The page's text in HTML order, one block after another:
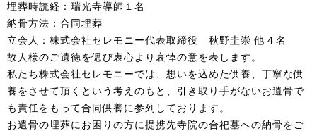
埋葬時読経：瑞光寺導師１名
納骨方法：合同埋葬
立会人：株式会社セレモニー代表取締役 秋野圭崇 他４名
故人様のご遺徳を偲び衷心より哀悼の意を表します。
私たち株式会社セレモニーでは、想いを込めた供養、丁寧な供
養をさせて頂くという考えのもと、引き取り手がないお遺骨で
も責任をもって合同供養に参列しております。
お遺骨の埋葬にお困りの方に提携先寺院の合祀墓への納骨をご